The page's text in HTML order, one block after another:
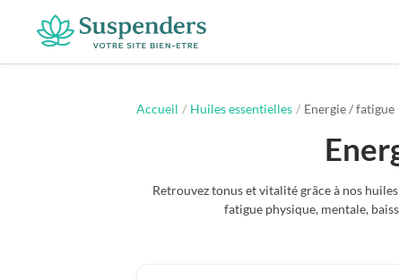
Accueil / Huiles essentielles / Energie / fatigue
Retrouvez tonus et vitalité grâce à nos
fatigue physique, mentale,